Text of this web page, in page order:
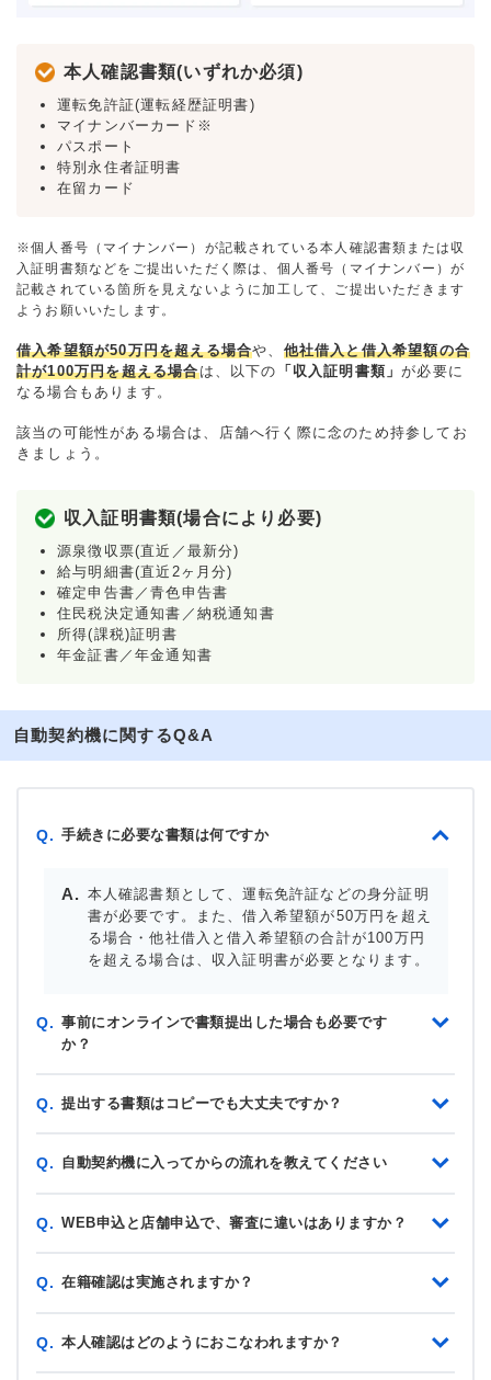
本人確認書類(いずれか必須)
運転免許証(運転経歴証明書)
マイナンバーカード※
パスポート
特別永住者証明書
在留カード
※個人番号（マイナンバー）が記載されている本人確認書類または収
入証明書類などをご提出いただく際は、個人番号（マイナンバー）が
記載されている箇所を見えないように加工して、ご提出いただきます
ようお願いいたします。
借入希望額が50万円を超える場合や、 他社借入と借入希望額の合
計が100万円を超える場合は、以下の 「収入証明書類」が必要に
なる場合もあります。
該当の可能性がある場合は、店舗へ行く際に念のため持参してお
きましょう。
収入証明書類(場合により必要)
源泉徴収票(直近／最新分)
給与明細書(直近2ヶ月分)
確定申告書／青色申告書
住民税決定通知書／納税通知書
所得(課税)証明書
年金証書／年金通知書
自動契約機に関するQ&A
Q. 手続きに必要な書類は何ですか
本人確認書類として、運転免許証などの身分証明
書が必要です。また、借入希望額が50万円を超え
る場合・他社借入と借入希望額の合計が100万円
を超える場合は、収入証明書が必要となります。
Q. 事前にオンラインで書類提出した場合も必要です
か？
Q. 提出する書類はコピーでも大丈夫ですか？
Q. 自動契約機に入ってからの流れを教えてください
Q. WEB申込と店舗申込で、審査に違いはありますか？
Q. 在籍確認は実施されますか？
Q. 本人確認はどのようにおこなわれますか？